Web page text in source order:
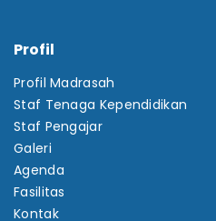
Profil
Profil Madrasah
Staf Tenaga Kependidikan
Staf Pengajar
Galeri
Agenda
Fasilitas
Kontak